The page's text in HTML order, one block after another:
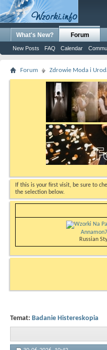
What's New? Forum
New Posts FAQ Calendar
Forum Zdrowie Moda i
If this is your first visit, be sure to
the selection below.
Russian
Temat: Badanie Histereskopia